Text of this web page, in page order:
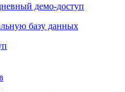
демо-доступ
базу данных